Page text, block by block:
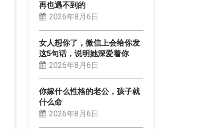
再也遇不到的
2026年8月6日
女人想你了，微信上会给你发
这5句话，说明她深爱着你
2026年8月6日
你嫁什么性格的老公，孩子就
什么命
2026年8月6日